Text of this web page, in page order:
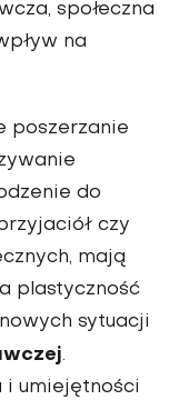
społeczna
na
poszerzanie
do
czy
mają
plastyczność
sytuacji
.
i umiejętności